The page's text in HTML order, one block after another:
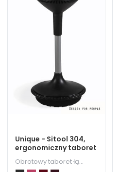
Unique - Sitool 304,
ergonomiczny taboret
Obrotowy taboret łą...